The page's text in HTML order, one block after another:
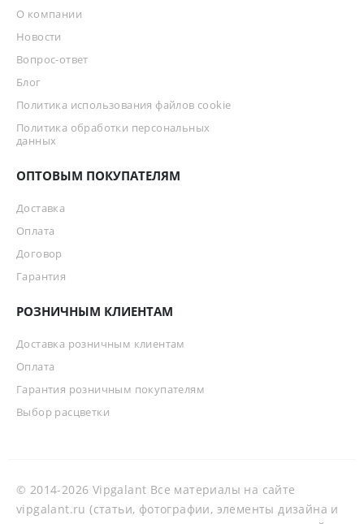
О компании
Новости
Вопрос-ответ
Блог
Политика использования файлов cookie
Политика обработки персональных
данных
ОПТОВЫМ ПОКУПАТЕЛЯМ
Доставка
Оплата
Договор
Гарантия
РОЗНИЧНЫМ КЛИЕНТАМ
Доставка розничным клиентам
Оплата
Гарантия розничным покупателям
Выбор расцветки
© 2014-2026 Vipgalant Все материалы на сайте
vipgalant.ru (статьи, фотографии, элементы дизайна и